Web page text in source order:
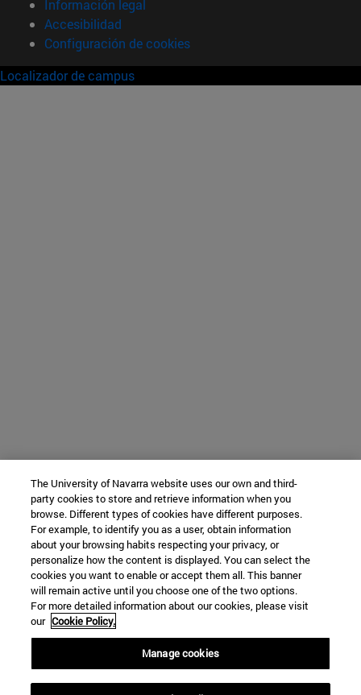
Información legal
Accesibilidad
Configuración de cookies
Localizador de campus
The University of Navarra website uses our own and third-
party cookies to store and retrieve information when you
browse. Different types of cookies have different purposes.
For example, to identify you as a user, obtain information
about your browsing habits respecting your privacy, or
personalize how the content is displayed. You can select the
cookies you want to enable or accept them all. This banner
will remain active until you choose one of the two options.
For more detailed information about our cookies, please visit
our Cookie Policy.
Manage cookies